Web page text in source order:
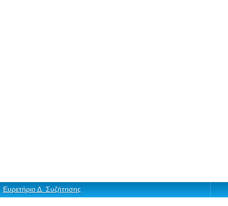
Ευρετήριο Δ. Συζήτησης